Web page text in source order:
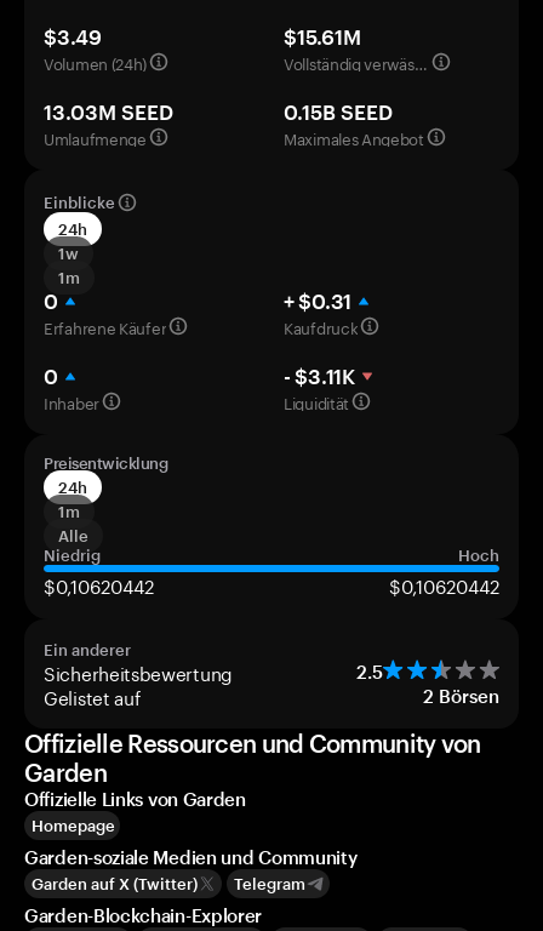
$3.49
Volumen (24h)
$15.61M
Vollständig verwässerte Bewertung
13.03M SEED
Umlaufmenge
0.15B SEED
Maximales Angebot
Einblicke
24h
1w
1m
0
Erfahrene Käufer
+ $0.31
Kaufdruck
0
Inhaber
- $3.11K
Liquidität
Preisentwicklung
24h
1m
Alle
Niedrig
Hoch
$0,10620442 $0,10620442
Ein anderer
Sicherheitsbewertung 2.5
Gelistet auf 2 Börsen
Offizielle Ressourcen und Community von
Garden
Offizielle Links von Garden
Homepage
Garden-soziale Medien und Community
Garden auf X (Twitter) Telegram
Garden-Blockchain-Explorer